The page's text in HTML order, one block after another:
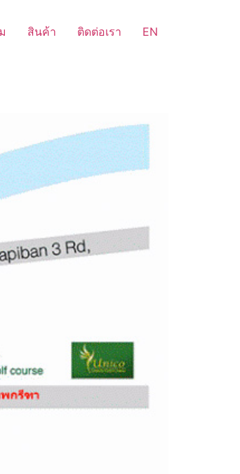
สินค้า ติดต่อเรา EN